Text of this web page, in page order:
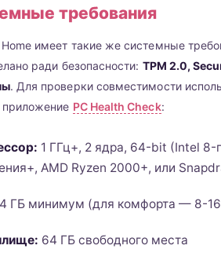
требования
Home имеет такие же системные
ради безопасности: TPM 2.0,
. Для проверки совместимости
приложение PC Health Check:
1 ГГц+, 2 ядра, 64-bit (Intel 8-
AMD Ryzen 2000+, или
4 ГБ минимум (для комфорта — 8-
64 ГБ свободного места